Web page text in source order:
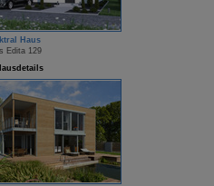
Haus
Edita 129